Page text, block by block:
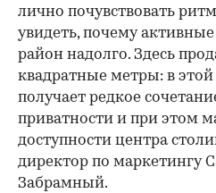
лично почувствовать
увидеть, почему
район надолго. Здесь
квадратные метры: в
получает редкое
приватности и при этом
доступности центра
директор по маркетингу
Забрамный.